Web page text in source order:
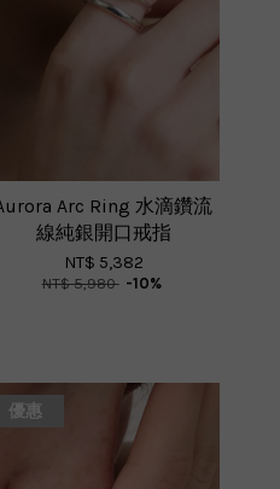
Arc Ring 水滴鑽流
線純銀開口戒指
NT$ 5,382
NT$ 5,980 -10%
優惠